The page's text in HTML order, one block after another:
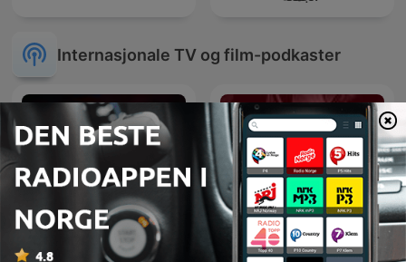
Internasjonale TV og film-podkaster